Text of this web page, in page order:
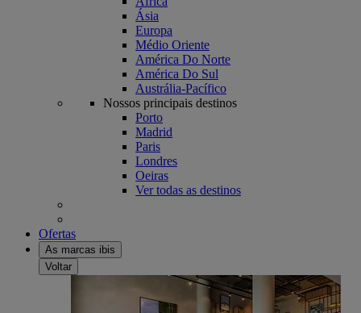
Ásia
Europa
Médio Oriente
América Do Norte
América Do Sul
Austrália-Pacífico
Nossos principais destinos
Porto
Madrid
Paris
Londres
Oeiras
Ver todas as destinos
Ofertas
As marcas ibis
Voltar